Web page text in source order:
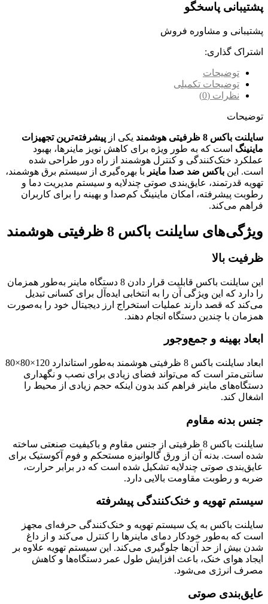
پشتیبانی پاسخگو
پشتیبانی و مشاوره فروش
اشتراک گذاری:
توضیحات
توضیحات تکمیلی
نظرات (0)
توضیحات
سایلنت باکس 8 ظرفیتی هوشمند یکی از پیشرفته‌ترین تجهیزات
ماینینگ است که به طور ویژه برای کاهش نویز ماینرها، بهبود
عملکرد خنک‌کنندگی و کنترل هوشمند از راه دور طراحی شده
است. این باکس ضد صدا ماینر با بهره‌گیری از سیستم برق هوشمند،
تهویه قدرتمند، عایق‌بندی صوتی چندلایه و سیستم مدیریت دما و
رطوبت پیشرفته، امکان ماینینگ کم‌صدا و بهینه را برای کاربران
فراهم می‌کند.
ویژگی‌های سایلنت باکس 8 ظرفیتی هوشمند
ظرفیت بالا
این سایلنت باکس قابلیت قرار دادن 8 دستگاه ماینر به‌طور همزمان
را دارد که این ویژگی آن را به انتخابی ایده‌آل برای کسانی تبدیل
می‌کند که قصد دارند عملیات استخراج ارز دیجیتال خود را به‌صورت
همزمان با چندین دستگاه انجام دهند.
ابعاد بهینه و جمع‌وجور
ابعاد سایلنت باکس 8 ظرفیتی هوشمند به‌طور استاندارد 120×80×80
سانتی‌متر است که می‌تواند فضای زیادی برای نصب و نگهداری
دستگاه‌های ماینر فراهم کند بدون اینکه حجم زیادی از محیط را
اشغال کند.
جنس بدنه مقاوم
سایلنت باکس 8 ظرفیتی از جنس مقاوم و باکیفیت صنعتی ساخته
شده است. بدنه آن از ورق گالوانیزه مستحکم و فوم آکوستیک برای
عایق‌بندی صوتی چندلایه تشکیل شده است که در برابر حرارت،
ضربه و رطوبت مقاومت بالایی دارد.
سیستم تهویه و خنک‌کنندگی پیشرفته
سایلنت باکس به یک سیستم تهویه و خنک‌کنندگی حرفه‌ای مجهز
است که به‌طور خودکار دمای ماینرها را کنترل می‌کند و از داغ
شدن بیش از حد آن‌ها جلوگیری می‌کند. این سیستم تهویه علاوه بر
ایجاد هوای خنک، باعث افزایش طول عمر دستگاه‌ها و کاهش
مصرف انرژی می‌شود.
عایق‌بندی صوتی